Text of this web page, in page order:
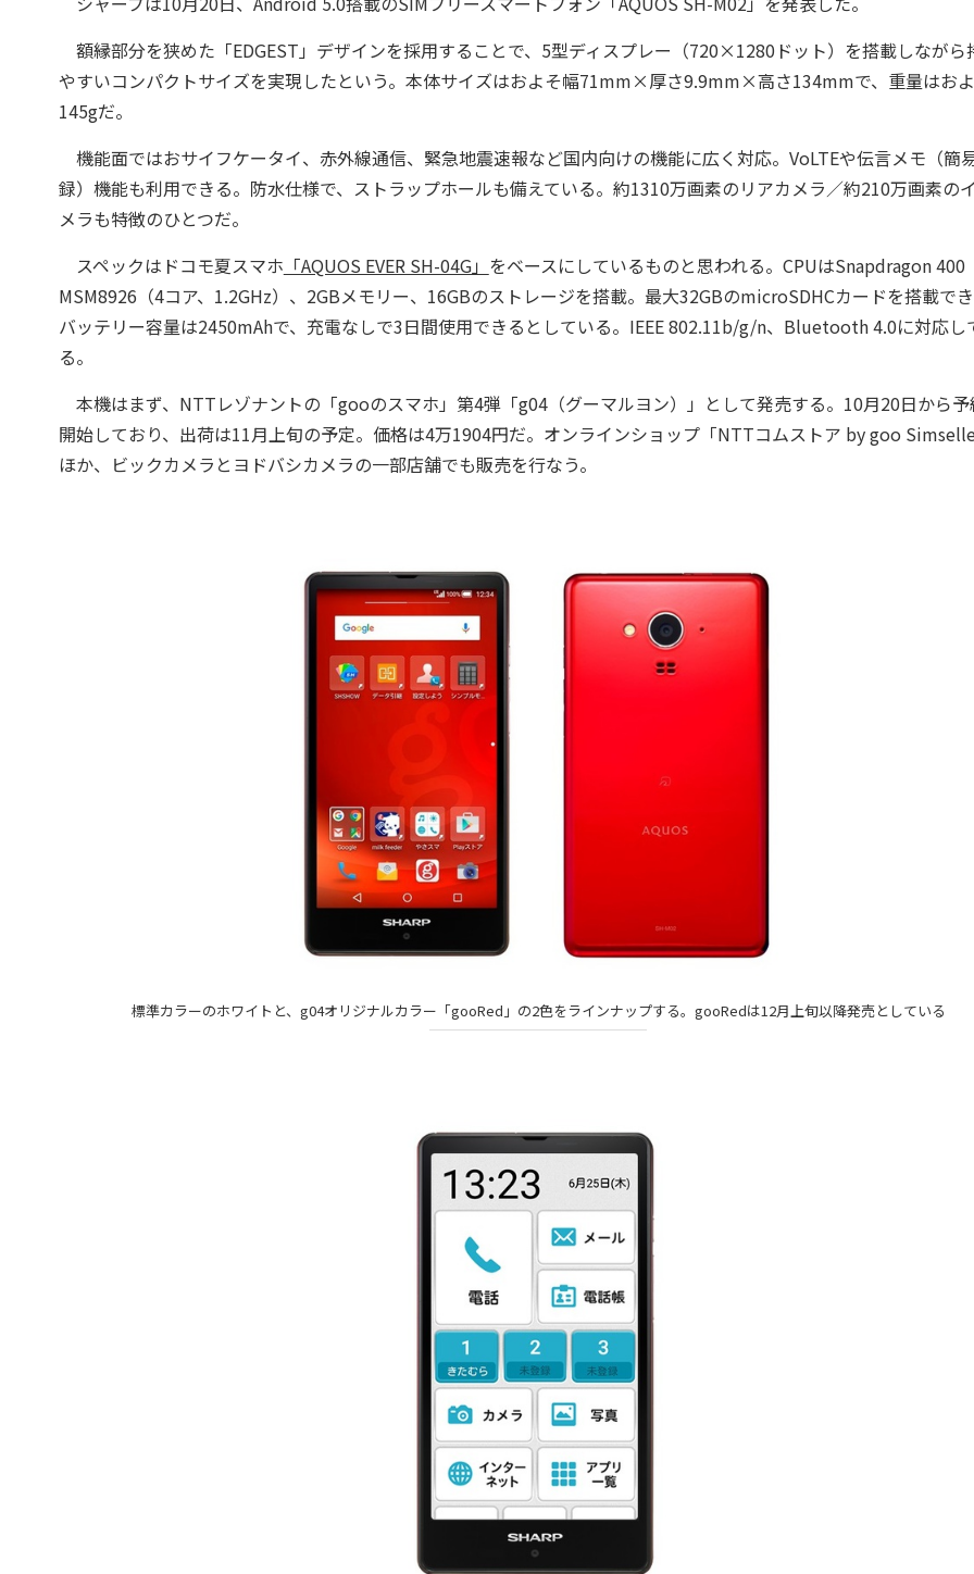
額縁部分を狭めた「EDGEST」デザインを採用することで、5型ディスプレー（720×1280ドット）を搭載しながら
やすいコンパクトサイズを実現したという。本体サイズはおよそ幅71mm×厚さ9.9mm×高さ134mmで、重量はお
145gだ。
機能面ではおサイフケータイ、赤外線通信、緊急地震速報など国内向けの機能に広く対応。VoLTEや伝言メモ（簡
録）機能も利用できる。防水仕様で、ストラップホールも備えている。約1310万画素のリアカメラ／約210万画素の
メラも特徴のひとつだ。
スペックはドコモ夏スマホ 「AQUOS EVER SH-04G」 をベースにしているものと思われる。CPUはSnapdragon 400
MSM8926（4コア、1.2GHz）、2GBメモリー、16GBのストレージを搭載。最大32GBのmicroSDHCカードを搭載で
バッテリー容量は2450mAhで、充電なしで3日間使用できるとしている。IEEE 802.11b/g/n、Bluetooth 4.0に対応し
る。
本機はまず、NTTレゾナントの「gooのスマホ」第4弾「g04（グーマルヨン）」として発売する。10月20日から
開始しており、出荷は11月上旬の予定。価格は4万1904円だ。オンラインショップ「NTTコムストア by goo
ほか、ビックカメラとヨドバシカメラの一部店舗でも販売を行なう。
標準カラーのホワイトと、g04オリジナルカラー「gooRed」の2色をラインナップする。gooRedは12月上旬以降発売としている